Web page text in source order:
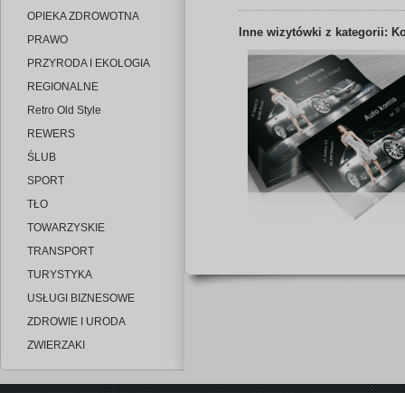
OPIEKA ZDROWOTNA
PRAWO
PRZYRODA I EKOLOGIA
REGIONALNE
Retro Old Style
REWERS
ŚLUB
SPORT
TŁO
TOWARZYSKIE
TRANSPORT
TURYSTYKA
USŁUGI BIZNESOWE
ZDROWIE I URODA
ZWIERZAKI
Inne wizytówki z kategorii: